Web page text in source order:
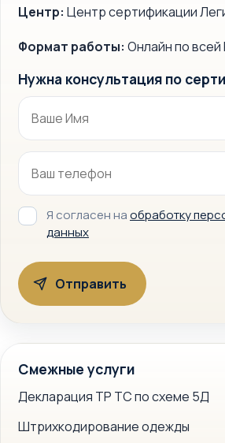
Центр: Центр сертификации
Формат работы: Онлайн по всей
Нужна консультация по
Я согласен наобработку
данных
Смежные услуги
Декларация ТР ТС по схеме 5Д
Штрихкодирование одежды